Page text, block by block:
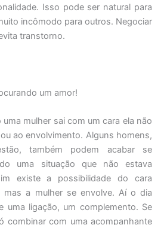
Isso pode ser natural para
incômodo para outros. Negociar
transtorno.
um amor!
mulher sai com um cara ela não
ao envolvimento. Alguns homens,
também podem acabar se
uma situação que não estava
existe a possibilidade do cara
mas a mulher se envolve. Aí o dia
uma ligação, um complemento. Se
combinar com uma acompanhante